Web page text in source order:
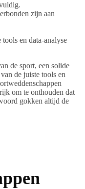
zijn aan
en data-analyse
de sport, een solide
de juiste tools en
om te onthouden dat
gokken altijd de